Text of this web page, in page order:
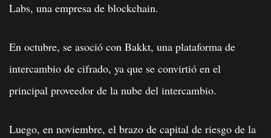
Labs, una empresa de blockchain.
En octubre, se asoció con Bakkt, una plataforma de
intercambio de cifrado, ya que se convirtió en el
principal proveedor de la nube del intercambio.
Luego, en noviembre, el brazo de capital de riesgo de la